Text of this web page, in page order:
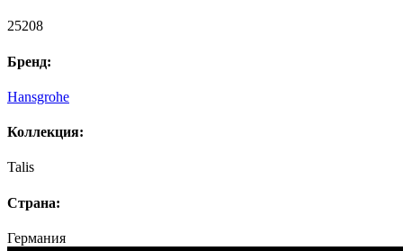
25208
Бренд:
Hansgrohe
Коллекция:
Talis
Страна:
Германия